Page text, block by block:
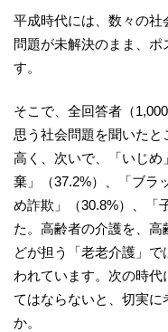
平成時代には、数々の
問題が未解決のまま、ポ
す。
そこで、全回答者（
思う社会問題を聞いたと
高く、次いで、「いじめ
棄」（37.2%）、「ブラ
め詐欺」（30.8%）、「
た。高齢者の介護を、
どが担う「老老介護」
われています。次の時代
てはならないと、切実に
か。